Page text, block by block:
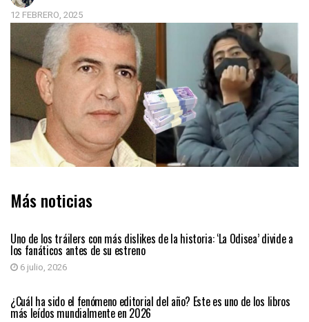
12 FEBRERO, 2025
Más noticias
Uno de los tráilers con más dislikes de la historia: ‘La Odisea’ divide a
los fanáticos antes de su estreno
6 julio, 2026
GENERALES
¿Cuál ha sido el fenómeno editorial del año? Este es uno de los libros
más leídos mundialmente en 2026